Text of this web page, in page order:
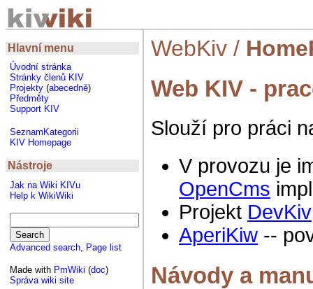
Hlavní menu
Úvodní stránka
Stránky členů KIV
Projekty (abecedně)
Předměty
Support KIV
SeznamKategorii
KIV Homepage
Nástroje
Jak na Wiki KIVu
Help k WikiWiki
Advanced search, Page list
Made with PmWiki (doc)
Správa wiki site
WebKiv /
Web KIV -
Slouží pro práci
V provozu je
OpenCms
Projekt DevKiv
AperiKiw --
Návody a